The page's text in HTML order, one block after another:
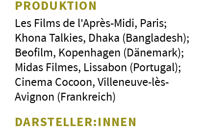
PRODUKTION
Les Films de l'Après-Midi, Paris;
Khona Talkies, Dhaka (Bangladesh);
Beofilm, Kopenhagen (Dänemark);
Midas Filmes, Lissabon (Portugal);
Cinema Cocoon, Villeneuve-lès-
Avignon (Frankreich)
DARSTELLER:INNEN